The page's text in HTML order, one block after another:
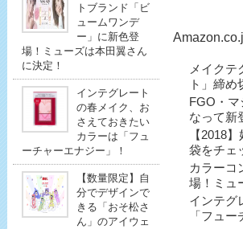
トブランド「ビ
ュームワンデ
ー」に新色登
場！ミューズは本田翼さん
に決定！
インテグレート
の春メイク、お
さえておきたい
カラーは「フュ
ーチャーエナジー」！
【数量限定】自
分でデザインで
きる「おそ松さ
ん」のアイウェ
メイク
ト」締め
FGO・
なって新
【2018
袋をチェ
カラーコ
場！ミュ
インテグ
「フュ